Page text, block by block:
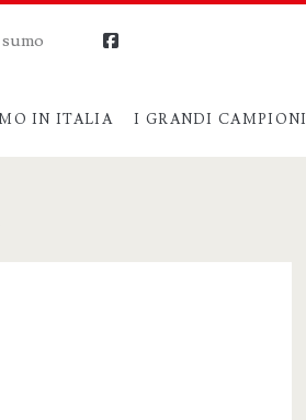
IN ITALIA I GRANDI CAMPIONI
facebook